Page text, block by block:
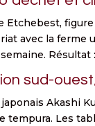
Etchebest,
avec la ferme
Résultat
sud-
Akashi
tempura. Les